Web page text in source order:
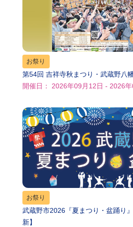
お祭り
第54回 吉祥寺秋まつり・武蔵野八
開催日： 2026年09月12日 - 2026
お祭り
武蔵野市2026『夏まつり・盆踊り
新】